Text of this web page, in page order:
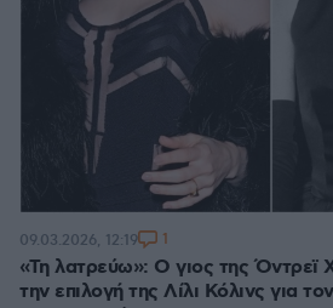
«Τη λατρεύω»: Ο γιος της Όντρεϊ
την επιλογή της Λίλι Κόλινς για
09.03.2026, 12:19 1